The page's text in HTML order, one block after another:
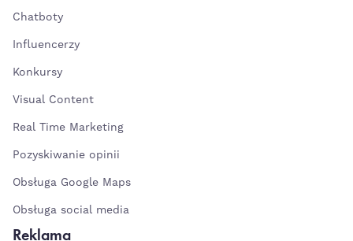
Chatboty
Influencerzy
Konkursy
Visual Content
Real Time Marketing
Pozyskiwanie opinii
Obsługa Google Maps
Obsługa social media
Reklama